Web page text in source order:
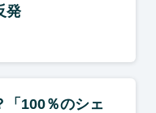
発
「100％のシェ